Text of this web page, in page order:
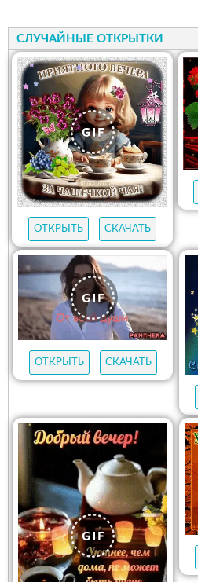
СЛУЧАЙНЫЕ ОТКРЫТКИ
ОТКРЫТЬ СКАЧАТЬ
ОТКРЫТЬ СКАЧАТЬ